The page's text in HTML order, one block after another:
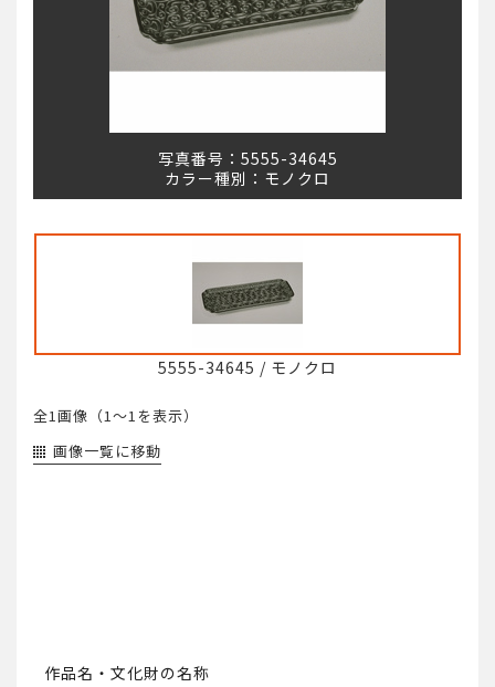
写真番号： 5555-34645
カラー種別： モノクロ
5555-34645 / モノクロ
全1画像（1～1 を表示）
画像一覧に移動
作品名・文化財の名称